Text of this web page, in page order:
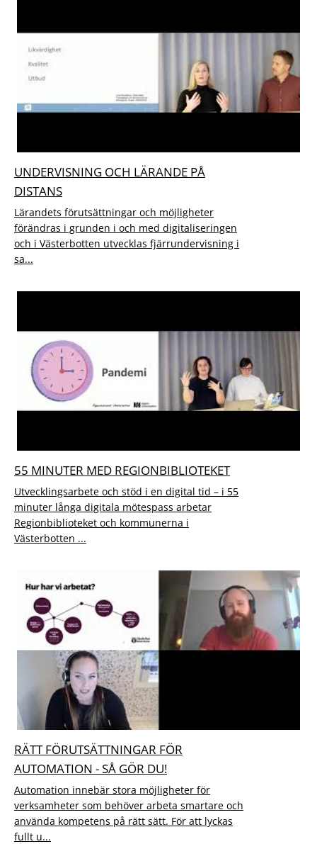
UNDERVISNING OCH LÄRANDE PÅ
DISTANS
Lärandets förutsättningar och möjligheter
förändras i grunden i och med digitaliseringen
och i Västerbotten utvecklas fjärrundervisning i
sa...
55 MINUTER MED REGIONBIBLIOTEKET
Utvecklingsarbete och stöd i en digital tid – i 55
minuter långa digitala mötespass arbetar
Regionbiblioteket och kommunerna i
Västerbotten ...
RÄTT FÖRUTSÄTTNINGAR FÖR
AUTOMATION - SÅ GÖR DU!
Automation innebär stora möjligheter för
verksamheter som behöver arbeta smartare och
använda kompetens på rätt sätt. För att lyckas
fullt u...